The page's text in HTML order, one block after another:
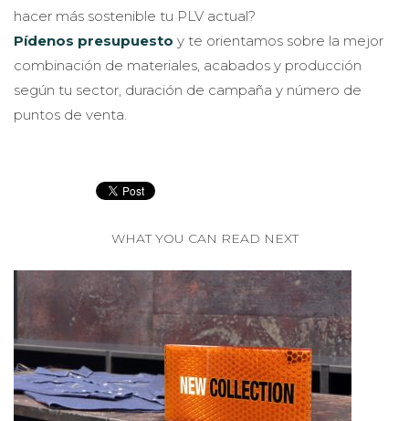
hacer más sostenible tu PLV actual?
Pídenos presupuesto y te orientamos sobre la mejor
combinación de materiales, acabados y producción
según tu sector, duración de campaña y número de
puntos de venta.
WHAT YOU CAN READ NEXT